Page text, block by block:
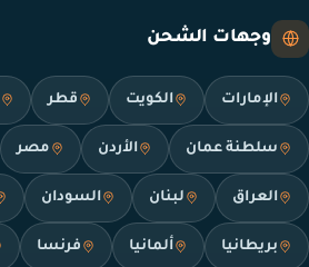
وجهات الشحن
الإمارات الكويت قطر
سلطنة عمان الأردن مصر
العراق لبنان السودان
بريطانيا ألمانيا فرنسا